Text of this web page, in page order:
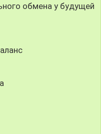
обмена у будущей